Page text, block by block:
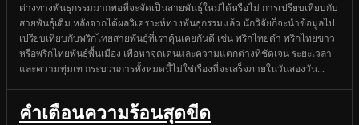
ต่างทางพันธุกรรมมากพอที่จะจัดเป็นสายพันธุ์ใหม่ได้หรือไม่ การเปรียบเทียบกับ
สายพันธุ์เดิม หลังจากได้ผลวิเคราะห์ทางพันธุกรรมแล้ว นักวิจัยก็จะนำข้อมูลไป
เปรียบเทียบกับพริกไทยสายพันธุ์ที่เราคุ้นเคยกันดี เช่น พริกไทยดำ พริกไทยขาว
หรือพริกไทยพันธุ์พื้นเมือง เพื่อหาจุดเด่นและความแตกต่างที่ชัดเจน ระยะเวลา
และความทุ่มเท กระบวนการทั้งหมดนี้ไม่ใช่เรื่องที่จะเสร็จภายในวันสองวัน...
คำเตือนความร้อนสุดขีด